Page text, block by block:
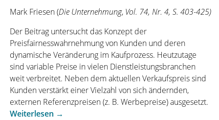
Mark Friesen (Die Unternehmung, Vol. 74, Nr. 4, S. 403-425)
Der Beitrag untersucht das Konzept der
Preisfairnesswahrnehmung von Kunden und deren
dynamische Veränderung im Kaufprozess. Heutzutage
sind variable Preise in vielen Dienstleistungsbranchen
weit verbreitet. Neben dem aktuellen Verkaufspreis sind
Kunden verstärkt einer Vielzahl von sich ändernden,
externen Referenzpreisen (z. B. Werbepreise) ausgesetzt.
Weiterlesen „Eine
→